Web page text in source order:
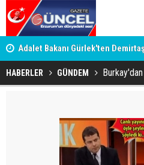
Adalet Bakanı Gürlek'ten
Böyle bir açıklama yapmadım
HABERLER GÜNDEM